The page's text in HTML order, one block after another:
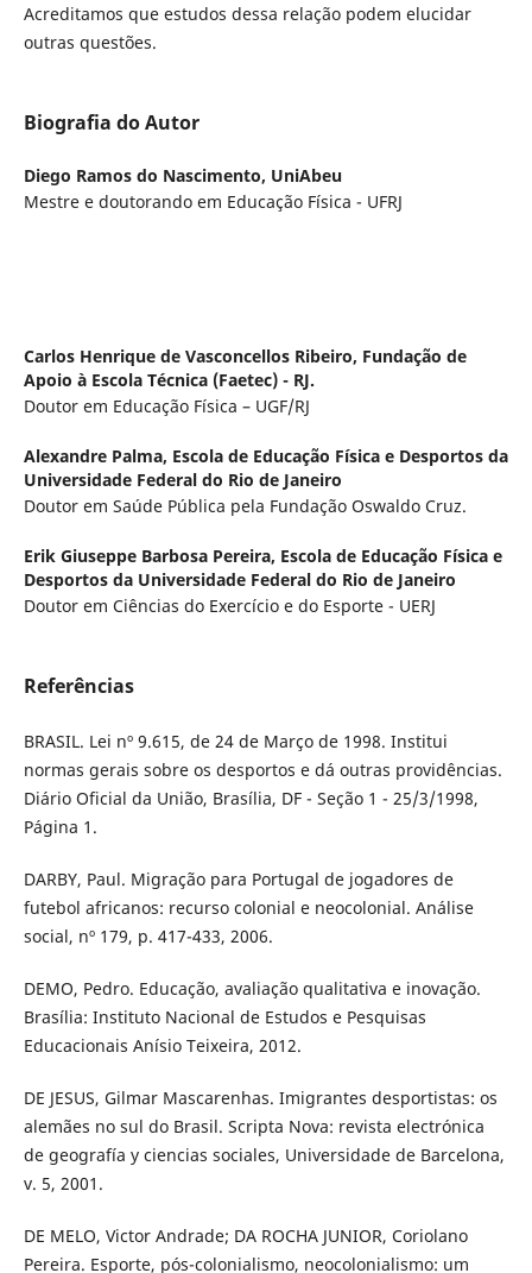
Acreditamos que estudos dessa relação podem elucidar
outras questões.
Biografia do Autor
Diego Ramos do Nascimento, UniAbeu
Mestre e doutorando em Educação Física - UFRJ
Carlos Henrique de Vasconcellos Ribeiro, Fundação de
Apoio à Escola Técnica (Faetec) - RJ.
Doutor em Educação Física – UGF/RJ
Alexandre Palma, Escola de Educação Física e Desportos da
Universidade Federal do Rio de Janeiro
Doutor em Saúde Pública pela Fundação Oswaldo Cruz.
Erik Giuseppe Barbosa Pereira, Escola de Educação Física e
Desportos da Universidade Federal do Rio de Janeiro
Doutor em Ciências do Exercício e do Esporte - UERJ
Referências
BRASIL. Lei nº 9.615, de 24 de Março de 1998. Institui
normas gerais sobre os desportos e dá outras providências.
Diário Oficial da União, Brasília, DF - Seção 1 - 25/3/1998,
Página 1.
DARBY, Paul. Migração para Portugal de jogadores de
futebol africanos: recurso colonial e neocolonial. Análise
social, nº 179, p. 417-433, 2006.
DEMO, Pedro. Educação, avaliação qualitativa e inovação.
Brasília: Instituto Nacional de Estudos e Pesquisas
Educacionais Anísio Teixeira, 2012.
DE JESUS, Gilmar Mascarenhas. Imigrantes desportistas: os
alemães no sul do Brasil. Scripta Nova: revista electrónica
de geografía y ciencias sociales, Universidade de Barcelona,
v. 5, 2001.
DE MELO, Victor Andrade; DA ROCHA JUNIOR, Coriolano
Pereira. Esporte, pós-colonialismo, neocolonialismo: um